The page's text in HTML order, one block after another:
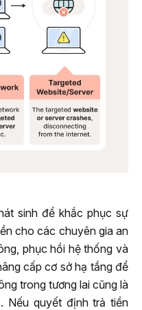
sinh để khắc phục sự
cho các chuyên gia an
phục hồi hệ thống và
cấp cơ sở hạ tầng để
trong tương lai cũng là
Nếu quyết định trả tiền